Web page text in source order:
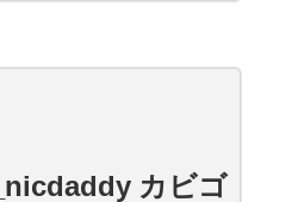
カビゴ